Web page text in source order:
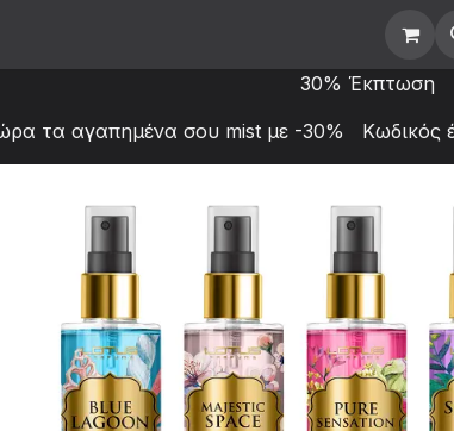
30% Έκπτωση
τα αγαπημένα σου mist με -30% Κωδικός